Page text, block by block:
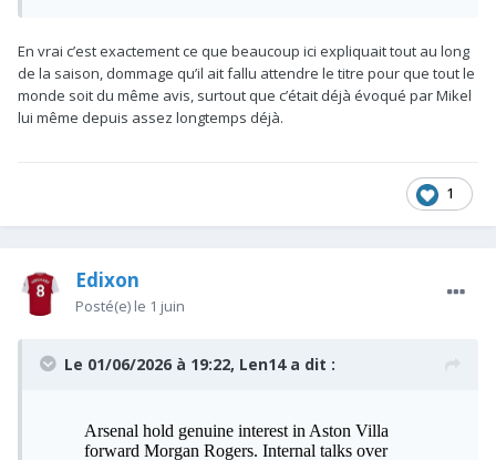
En vrai c’est exactement ce que beaucoup ici expliquait tout au long
de la saison, dommage qu’il ait fallu attendre le titre pour que tout le
monde soit du même avis, surtout que c’était déjà évoqué par Mikel
lui même depuis assez longtemps déjà.
1
Edixon
Posté(e) le 1 juin
Le 01/06/2026 à 19:22, Len14a dit :